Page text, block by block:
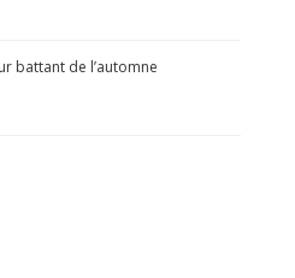
battant de l’automne